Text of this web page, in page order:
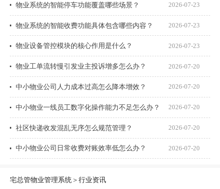
物业系统的智能停车功能覆盖哪些场景？ 2026-07-23
物业系统的智能收费功能具体包含哪些内容？ 2026-07-23
物业设备管控模块的核心作用是什么？ 2026-07-23
物业工单流转慢引发业主投诉增多怎么办？ 2026-07-20
中小物业公司人力成本过高怎么降本增效？ 2026-07-20
中小物业一线员工数字化操作能力不足怎么办？ 2026-07-20
社区快递收发混乱无序怎么规范管理？ 2026-07-20
中小物业公司日常收费对账效率低怎么办？ 2026-07-20
宅总管物业管理系统＞行业资讯